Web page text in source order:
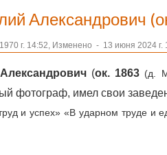
Александрович
г. 14:52, Изменено - 13 июня 2024 г.
(ок. 1863 (д.
фотограф, имел свои
и успех» «В ударном труде и